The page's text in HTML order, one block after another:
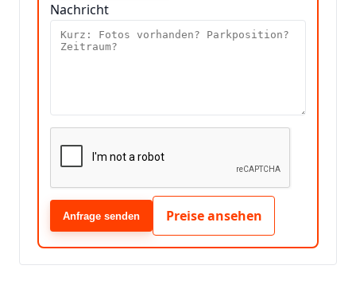
Nachricht
Anfrage senden Preise ansehen